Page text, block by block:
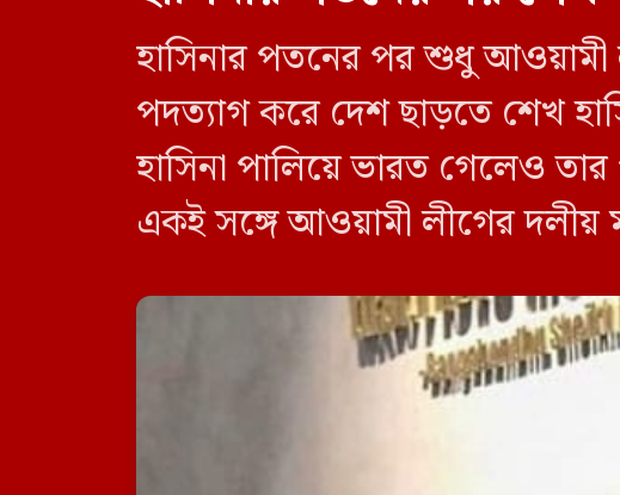
হাসিনার পতনের পর শুধু
পদত্যাগ করে দেশ ছাড়তে শেখ
হাসিনা পালিয়ে ভারত গেলেও তার
একই সঙ্গে আওয়ামী লীগের দলীয়